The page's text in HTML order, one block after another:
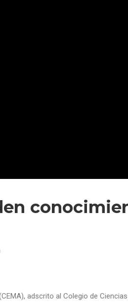
adscrito al Colegio de